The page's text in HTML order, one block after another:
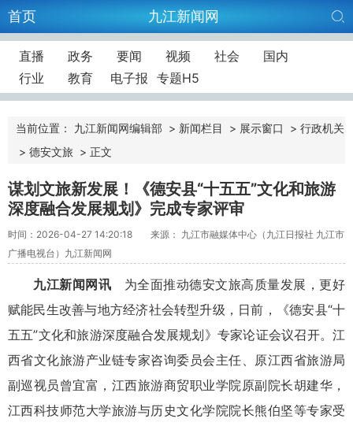
首页 九江新闻网
直播 政务 要闻 视频 社会
国内
行业
教育 电子报 专题H5
当前位置： 九江新闻网编辑部 > 新闻栏目 > 展示窗口 > 行政机关
> 德安文旅 > 正文
谋划文旅新发展！《德安县“十五五”文化和旅游
深度融合发展规划》完成专家评审
时间：2026-04-27 14:20:18
来源： 九江市融媒体中心（九江日报社 九江市
广播电视台）九江新闻网
九江新闻网讯 为全面推动德安文旅高质量发展，更好
赋能民生改善与地方经济社会转型升级，日前，《德安县“十
五五”文化和旅游深度融合发展规划》专家论证会议召开。江
西省文化旅游产业链专家咨询委员会主任、原江西省旅游局
副巡视员曾宜富，江西旅游商贸职业学院原副院长胡建华，
江西科技师范大学旅游与历史文化学院院长熊伯坚等专家受